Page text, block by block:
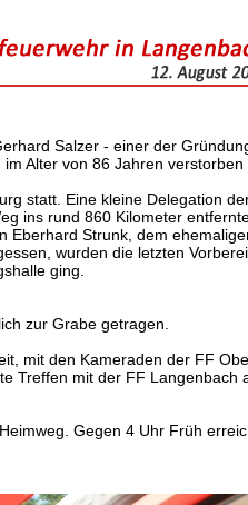
Salzer - einer der
Alter von 86 Jahren verstorben
statt. Eine kleine Delegation
ins rund 860 Kilometer
Eberhard Strunk, dem
wurden die letzten
ging.
zur Grabe getragen.
mit den Kameraden der FF
Treffen mit der FF Langenbach
Gegen 4 Uhr Früh